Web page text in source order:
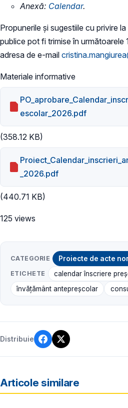
Anexă: ​Calendar.
Propunerile și sugestiile cu privire
publice pot fi trimise în următoarele
adresa de e-mail
Materiale informative
escolar_2026.pdf
(358.12 KB)
_2026.pdf
(440.71 KB)
125 views
CATEGORIE Proiecte de acte
ETICHETE
calendar înscriere
învățământ antepreșcolar
Distribuie
Articole similare